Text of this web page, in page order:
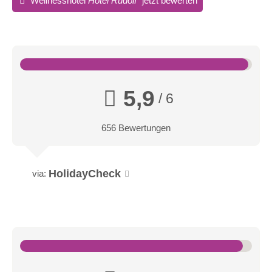
Edel reduziertes Design, das Platz lässt für individuelle
Träume prägt das Double Design. Für die richtige Stimmung
sorgen ausgesuchte Stoffe und Materialien, die Gemütlichkeit
ausstrahlen. Ein echter Hingucker ist die bequeme Design-
5,9 / 6
656 Bewertungen
via: HolidayCheck